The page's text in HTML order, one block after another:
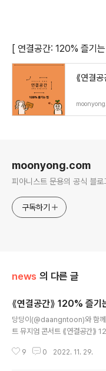
[ 연결공간: 120% 즐기
⟪연결
moonyong.com
피아니스트 문용의 공식 블로
구독하기
news 의 다른 글
⟪연결공간⟫ 120% 즐기
당당이(@daangntoon)와 함께
트 뮤지엄 콘서트 ⟪연결공간⟫
예술활동 지원사업 문화체육관
9 0 2022. 11. 29.